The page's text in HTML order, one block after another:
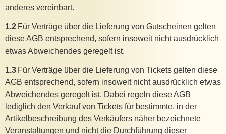
anderes vereinbart.
1.2 Für Verträge über die Lieferung von Gutscheinen gelten
diese AGB entsprechend, sofern insoweit nicht ausdrücklich
etwas Abweichendes geregelt ist.
1.3 Für Verträge über die Lieferung von Tickets gelten diese
AGB entsprechend, sofern insoweit nicht ausdrücklich etwas
Abweichendes geregelt ist. Dabei regeln diese AGB
lediglich den Verkauf von Tickets für bestimmte, in der
Artikelbeschreibung des Verkäufers näher bezeichnete
Veranstaltungen und nicht die Durchführung dieser